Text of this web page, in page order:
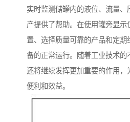
实时监测储罐内的液位、流量、
产提供了帮助。在使用罐旁显示
置、选择质量可靠的产品和定
备的正常运行。随着工业技术的
还将继续发挥更加重要的作用，
便利和效益。